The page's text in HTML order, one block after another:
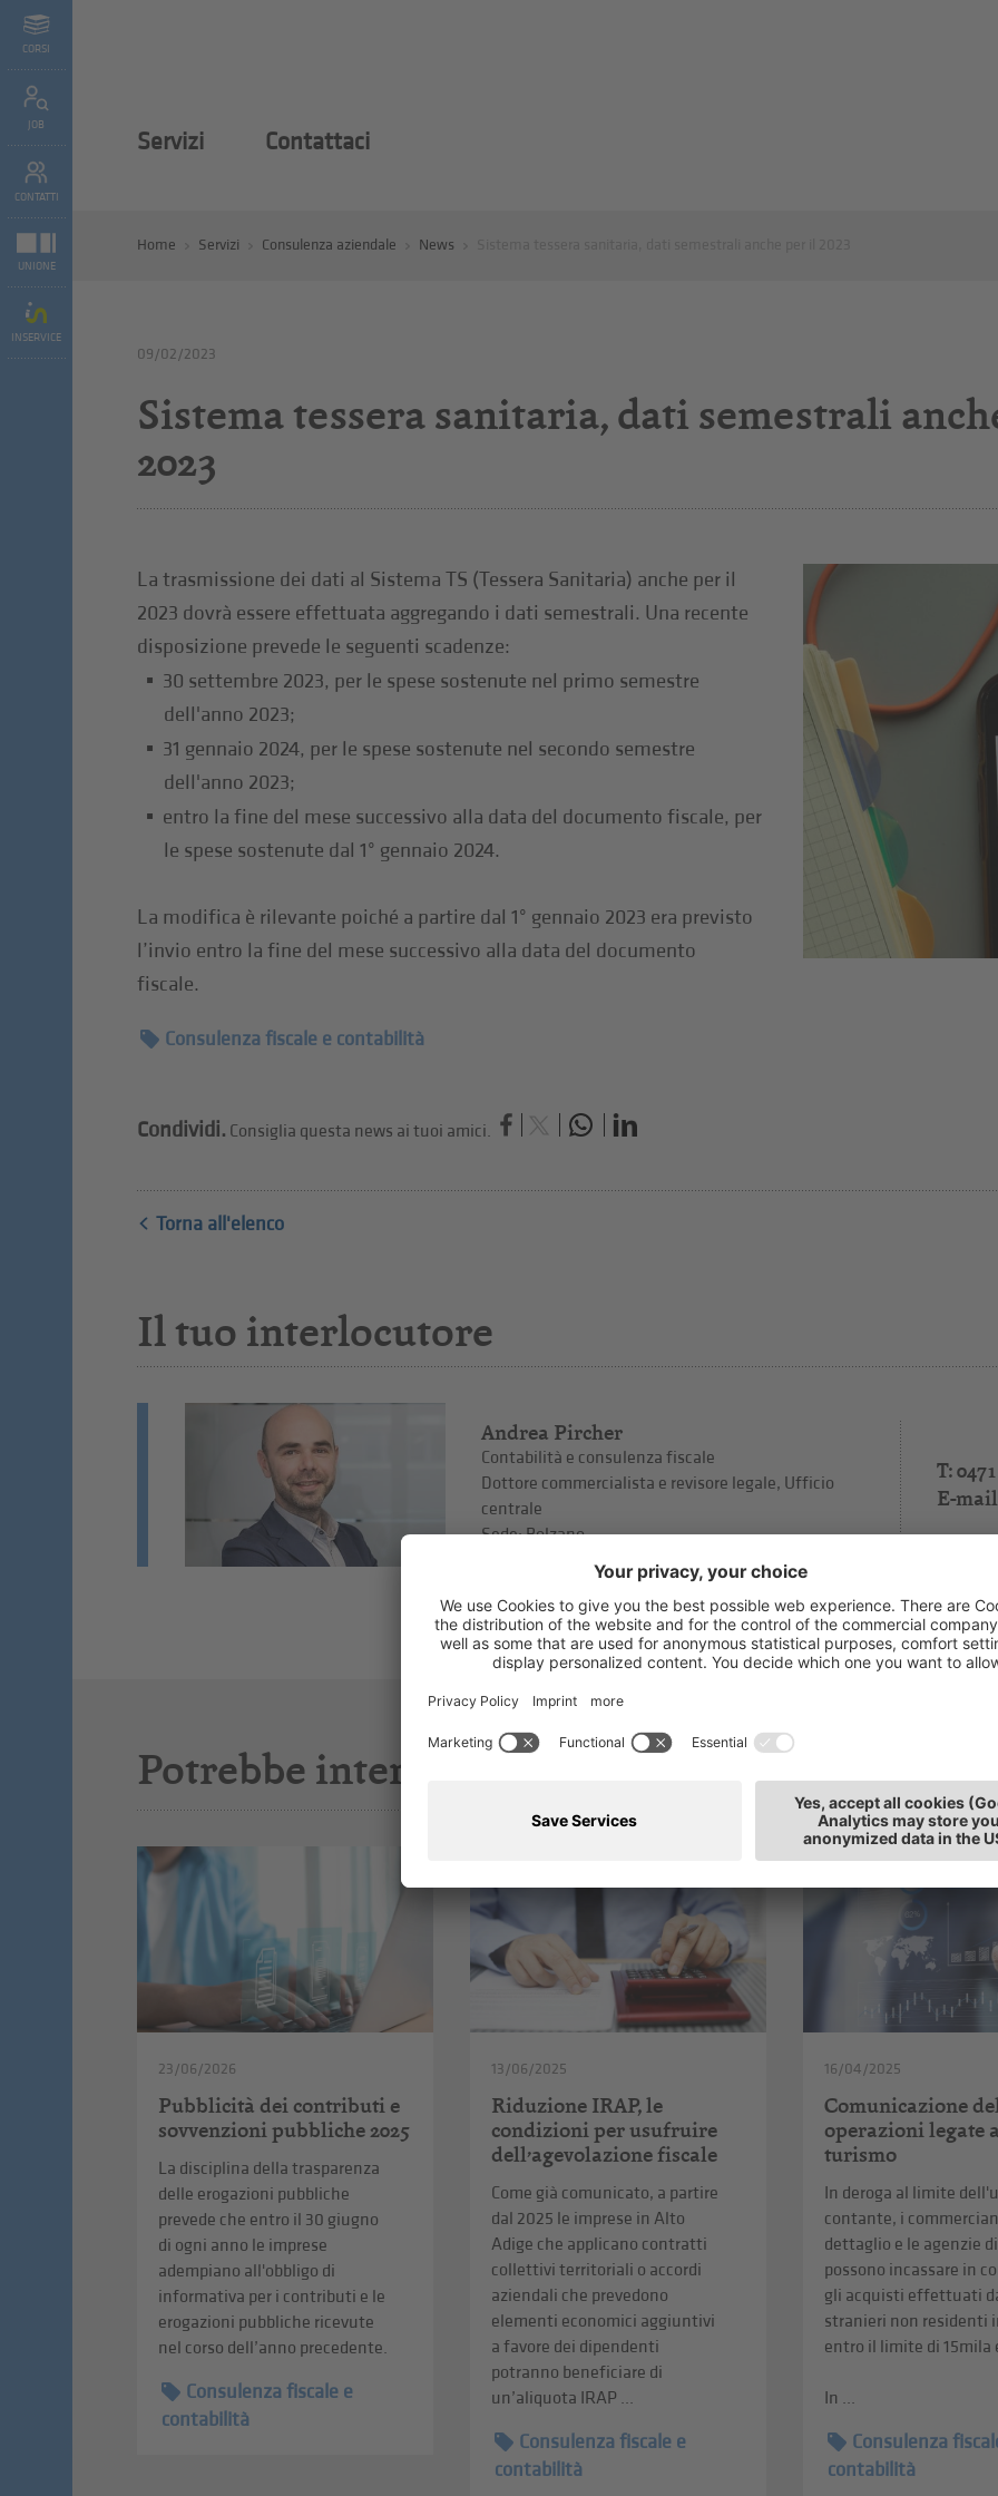
CORSI
JOB
CONTATTI
UNIONE
INSERVICE
Servizi Contattaci
Home Servizi Consulenza aziendale News
09/02/2023
Sistema tessera sanitaria, dati semestrali
2023
La trasmissione dei dati al Sistema TS (Tessera Sanitaria) anche per il
2023 dovrà essere effettuata aggregando i dati semestrali. Una recente
disposizione prevede le seguenti scadenze:
30 settembre 2023, per le spese sostenute nel primo semestre
dell'anno 2023;
31 gennaio 2024, per le spese sostenute nel secondo semestre
dell'anno 2023;
entro la fine del mese successivo alla data del documento fiscale, per
le spese sostenute dal 1° gennaio 2024.
La modifica è rilevante poiché a partire dal 1° gennaio 2023 era previsto
l’invio entro la fine del mese successivo alla data del documento
fiscale.
Consulenza fiscale e contabilità
Condividi. Consiglia questa news ai tuoi amici.
Torna all'elenco
Il tuo interlocutore
Andrea Pircher
Contabilità e consulenza fiscale
Dottore commercialista e revisore legale, Ufficio
centrale
Sede: Bolzano
T:
E-
Potrebbe interessarti anche
23/06/2026
Pubblicità dei contributi e
sovvenzioni pubbliche 2025
La disciplina della trasparenza
delle erogazioni pubbliche
prevede che entro il 30 giugno
di ogni anno le imprese
adempiano all'obbligo di
informativa per i contributi e le
erogazioni pubbliche ricevute
nel corso dell’anno precedente.
Consulenza fiscale e
contabilità
13/06/2025
Riduzione IRAP, le
condizioni per usufruire
dell’agevolazione fiscale
Come già comunicato, a partire
dal 2025 le imprese in Alto
Adige che applicano contratti
collettivi territoriali o accordi
aziendali che prevedono
elementi economici aggiuntivi
a favore dei dipendenti
potranno beneficiare di
un’aliquota IRAP ...
Consulenza fiscale e
contabilità
16/04/2025
Comunicazione
operazioni legate
turismo
In deroga al limite
contante, i
dettaglio e le agenzie
possono incassare in
gli acquisti effettuati
stranieri non residenti
entro il limite di 15mila
In ...
Consulenza
contabilità